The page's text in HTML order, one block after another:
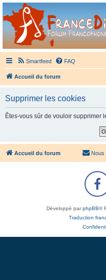
France Didgeridoo
Didgeridoo et Guimbarde sur France
Smartfeed FAQ
Accueil du forum
Supprimer les cookies
Êtes-vous sûr de vouloir supprimer
Accueil du forum Nous
Développé parphpBB®
Traduction